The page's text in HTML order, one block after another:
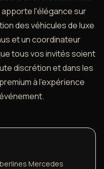
l'élégance sur
des véhicules de luxe
et un coordinateur
tous vos invités soient
discrétion et dans les
à l'expérience
Mercedes